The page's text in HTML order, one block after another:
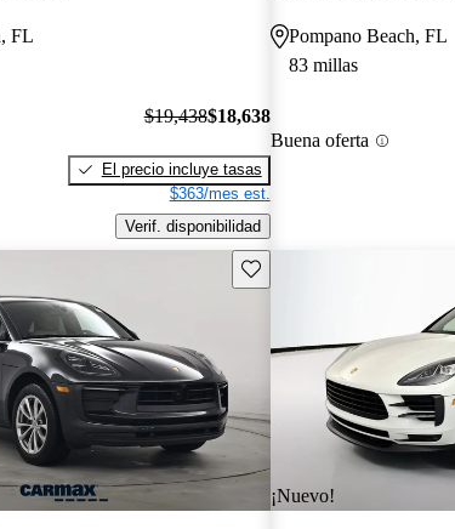
FL
$19,438$18,638
El precio incluye tasas
$363/mes est.
Verif. disponibilidad
Pompano Beach, FL
83 millas
Buena oferta
Guarda este Aviso
¡Nuevo!